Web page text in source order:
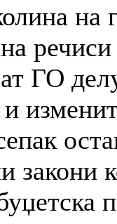
на
ГО
закони